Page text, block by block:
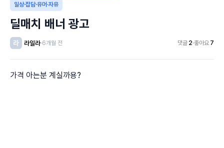
일상·잡담·유머·자유
딜매치 배너 광고
라 라일라·6개월 전 댓글 2·좋아요 7
가격 아는분 계실까용?